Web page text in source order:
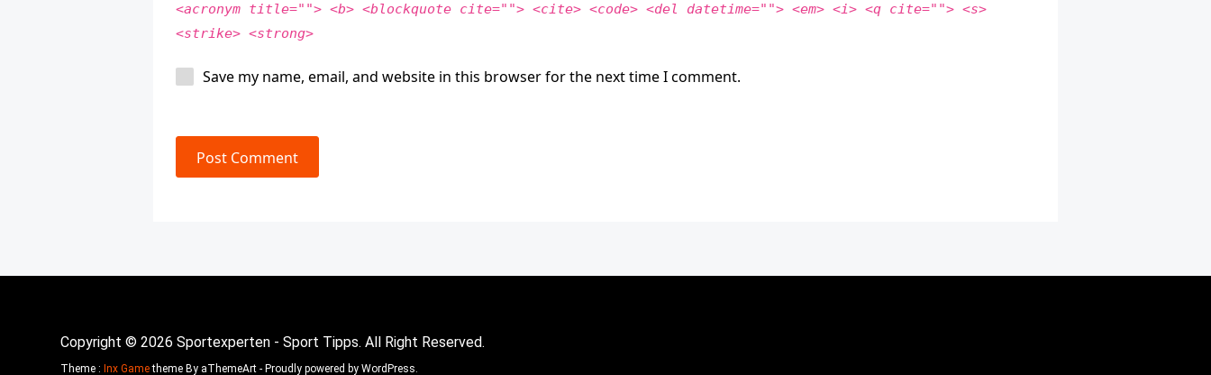
<acronym title=""> <b> <blockquote cite=""> <cite> <code> <del datetime=""> <em> <i> <q cite=""> <s>
<strike> <strong>
Save my name, email, and website in this browser for the next time I comment.
Post Comment
Copyright © 2026 Sportexperten - Sport Tipps. All Right Reserved.
Theme : Inx Gametheme By aThemeArt - Proudly powered by WordPress.